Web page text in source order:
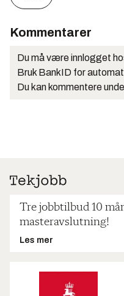
Kommentarer
Du må være innlogget
Bruk BankID for
Du kan kommentere
Tre jobbtilbud 10
masteravslutning!
Les mer